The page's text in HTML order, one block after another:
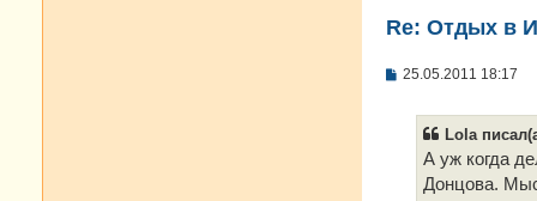
Re: Отдых в
С
25.05.2011 18:17
Lola
А уж когда
Донцова.